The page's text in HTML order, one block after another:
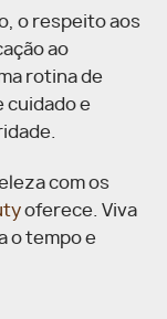
o respeito aos
ao
rotina de
cuidado e
com os
oferece. Viva
o tempo e